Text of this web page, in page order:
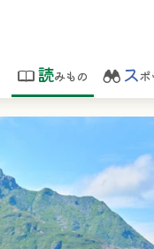
読みもの スポ